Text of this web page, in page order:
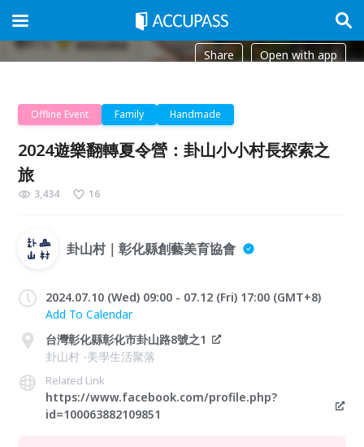
Share Open with app
Offline Event Family Handmade
2024遊樂翻轉夏令營：卦山小小村長探索之
旅
3,434 16
卦山村｜彰化縣創藝美育協會
2024.07.10 (Wed) 09:00 - 07.12 (Fri) 17:00 (GMT+8)
Add To Calendar
台灣彰化縣彰化市卦山路8號之1
卦山村 -美學生活聚落
Related Link
https://www.facebook.com/profile.php?
id=100063882109851